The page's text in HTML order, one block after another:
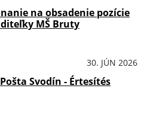
na obsadenie pozície
MŠ Bruty
30. JÚN 2026
Svodín - Értesítés